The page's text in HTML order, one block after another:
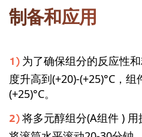
制备和应用
为了确保组分的反应性
度升高到(+20)-(+25)°C，
(+25)°C。
将多元醇组分(A组件 )